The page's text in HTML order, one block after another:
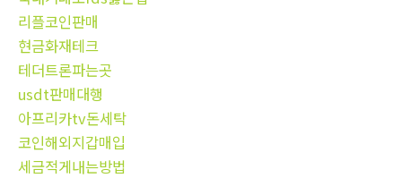
리플코인판매
현금화재테크
테더트론파는곳
usdt판매대행
아프리카tv돈세탁
코인해외지갑매입
세금적게내는방법